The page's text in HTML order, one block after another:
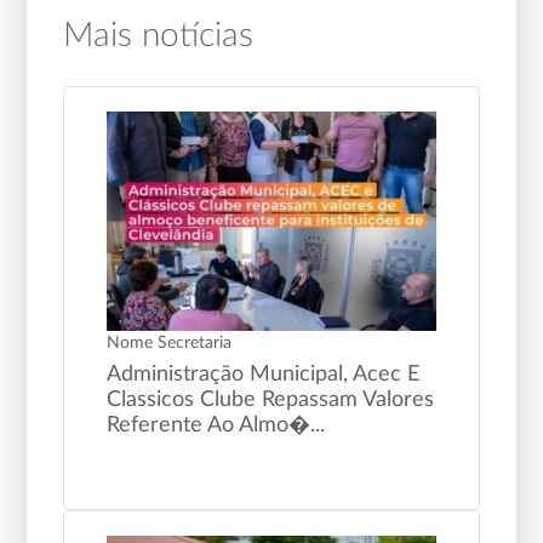
Mais notícias
Nome Secretaria
Administração Municipal, Acec E
Classicos Clube Repassam Valores
Referente Ao Almo�...